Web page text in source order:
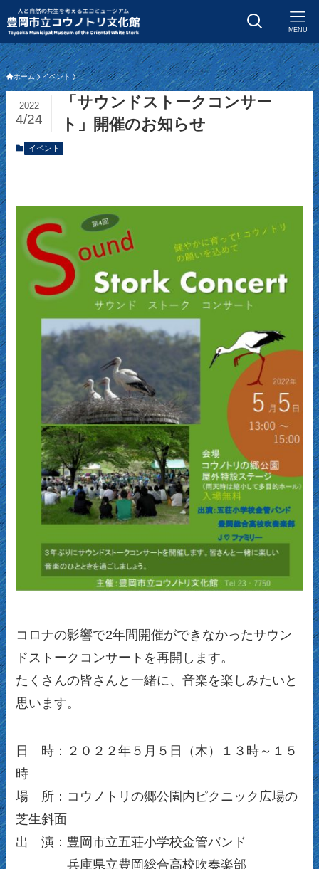
MENU
ホーム イベント
「サウンドストークコンサー
ト」開催のお知らせ
2022
4/24
イベント
コロナの影響で2年間開催ができなかったサウン
ドストークコンサートを再開します。
たくさんの皆さんと一緒に、音楽を楽しみたいと
思います。
日 時：２０２２年５月５日（木）１３時～１５
時
場 所：コウノトリの郷公園内ピクニック広場の
芝生斜面
出 演：豊岡市立五荘小学校金管バンド
兵庫県立豊岡総合高校吹奏楽部